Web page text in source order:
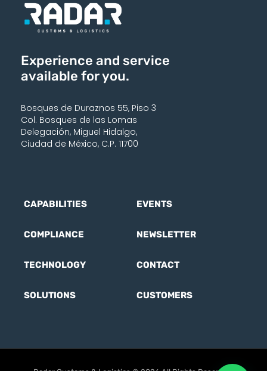
Experience and service
available for you.
Bosques de Duraznos 55, Piso 3
Col. Bosques de las Lomas
Delegación, Miguel Hidalgo,
Ciudad de México, C.P. 11700
CAPABILITIES
COMPLIANCE
TECHNOLOGY
SOLUTIONS
EVENTS
NEWSLETTER
CONTACT
CUSTOMERS